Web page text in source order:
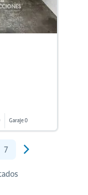
Garaje 0
7